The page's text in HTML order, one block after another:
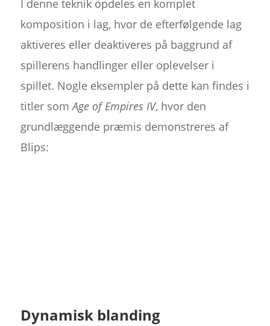
I denne teknik opdeles en komplet
komposition i lag, hvor de efterfølgende lag
aktiveres eller deaktiveres på baggrund af
spillerens handlinger eller oplevelser i
spillet. Nogle eksempler på dette kan findes i
titler somAge of Empires IV, hvor den
grundlæggende præmis demonstreres af
Blips:
Dynamisk blanding